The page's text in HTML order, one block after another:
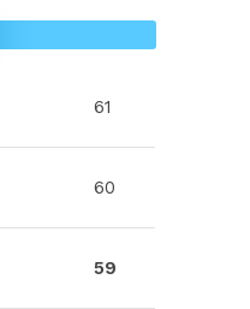
61
60
59